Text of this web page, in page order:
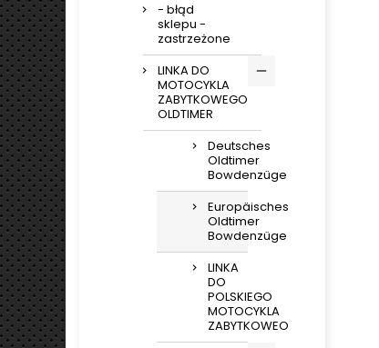
- błąd
sklepu -
zastrzeżone
LINKA DO
MOTOCYKLA
ZABYTKOWEGO
OLDTIMER
Deutsches
Oldtimer
Bowdenzüge
Europäisches
Oldtimer
Bowdenzüge
LINKA
DO
POLSKIEGO
MOTOCYKLA
ZABYTKOWEO